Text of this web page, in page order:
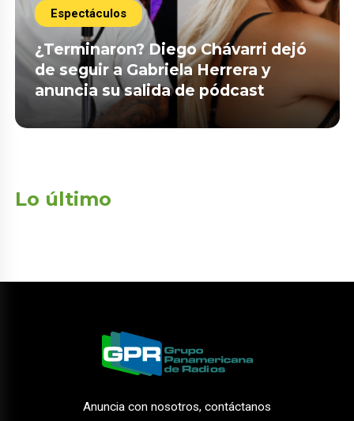
Espectáculos
¿Terminaron? Diego Chávarri dejó
de seguir a Gabriela Herrera y
anuncia su salida de pódcast
Lo último
Anuncia con nosotros, contáctanos